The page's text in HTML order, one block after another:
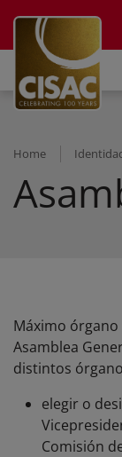
Home
Máximo órgano
Asamblea
distintos
elegir o
Comisión